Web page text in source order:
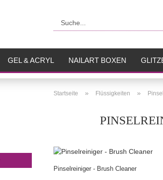
GEL & ACRYL NAILART BOXEN
Startseite » Flüssigkeiten »
Pinselreiniger - Brush Cleaner